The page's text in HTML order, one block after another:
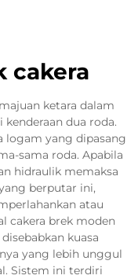
cakera
ketara dalam
dua roda.
logam yang dipasang
sama roda. Apabila
hidraulik memaksa
berputar ini,
atau
cakera brek moden
kuasa
yang lebih unggul
Sistem ini terdiri